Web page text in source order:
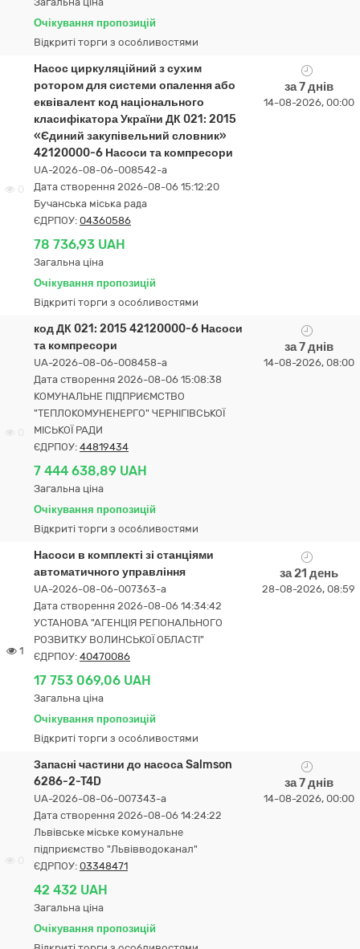
Очікування пропозицій
Відкриті торги з особливостями
0
Насос циркуляційний з сухим
ротором для системи опалення або
еквівалент код національного
класифікатора України ДК 021: 2015
«Єдиний закупівельний словник»
42120000-6 Насоси та компресори
UA-2026-08-06-008542-a
Дата створення 2026-08-06 15:12:20
Бучанська міська рада
ЄДРПОУ: 04360586
78 736,93 UAH
Загальна ціна
Очікування пропозицій
Відкриті торги з особливостями
за 7 днів
14-08-2026, 00:00
код ДК 021: 2015 42120000-6 Насоси
та компресори
UA-2026-08-06-008458-a
Дата створення 2026-08-06 15:08:38
КОМУНАЛЬНЕ ПІДПРИЄМСТВО
"ТЕПЛОКОМУНЕНЕРГО" ЧЕРНІГІВСЬКОЇ
МІСЬКОЇ РАДИ
ЄДРПОУ: 44819434
7 444 638,89 UAH
Загальна ціна
Очікування пропозицій
Відкриті торги з особливостями
за 7 днів
14-08-2026, 08:00
1
Насоси в комплекті зі станціями
автоматичного управління
UA-2026-08-06-007363-a
Дата створення 2026-08-06 14:34:42
УСТАНОВА "АГЕНЦІЯ РЕГІОНАЛЬНОГО
РОЗВИТКУ ВОЛИНСЬКОЇ ОБЛАСТІ"
ЄДРПОУ: 40470086
17 753 069,06 UAH
Загальна ціна
Очікування пропозицій
Відкриті торги з особливостями
за 21 день
28-08-2026, 08:59
Запасні частини до насоса Salmson
6286-2-T4D
UA-2026-08-06-007343-a
Дата створення 2026-08-06 14:24:22
Львівське міське комунальне
підприємство "Львівводоканал"
ЄДРПОУ: 03348471
42 432 UAH
Загальна ціна
Очікування пропозицій
за 7 днів
14-08-2026, 00:00